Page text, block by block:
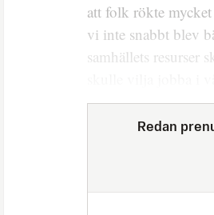
att folk rökte
vi inte snabbt blev
samhällets resurser
Redan